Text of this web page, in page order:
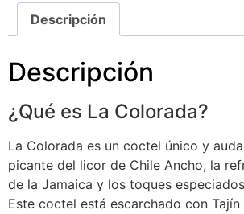
Descripción
Descripción
¿Qué es La Colorada?
La Colorada es un coctel único y
picante del licor de Chile Ancho, la
de la Jamaica y los toques
Este coctel está escarchado con